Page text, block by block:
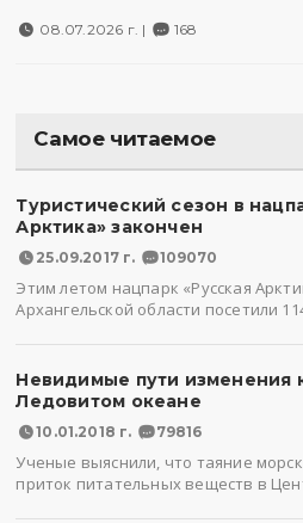
08.07.2026 г. | 168
Самое читаемое
Туристический сезон в
Арктика» закончен
25.09.2017 г. 109070
Этим летом нацпарк «Русская
Архангельской области посетили
Невидимые пути изменения
Ледовитом океане
10.01.2018 г. 79816
Ученые выяснили, что таяние
приток питательных веществ в